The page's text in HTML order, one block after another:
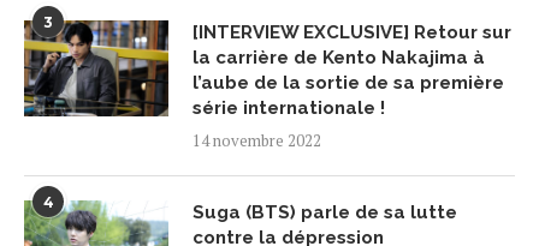
3
[INTERVIEW EXCLUSIVE] Retour sur
la carrière de Kento Nakajima à
l’aube de la sortie de sa première
série internationale !
14 novembre 2022
4
Suga (BTS) parle de sa lutte
contre la dépression